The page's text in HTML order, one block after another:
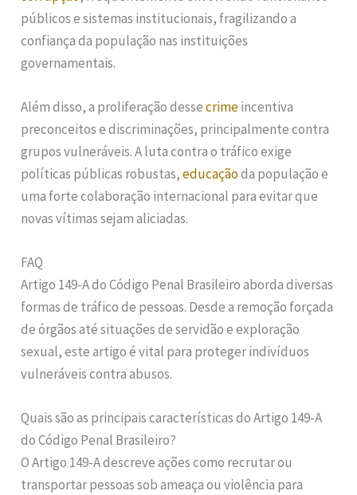
públicos e sistemas institucionais, fragilizando a
confiança da população nas instituições
governamentais.
Além disso, a proliferação dessecrimeincentiva
preconceitos e discriminações, principalmente contra
grupos vulneráveis. A luta contra o tráfico exige
políticas públicas robustas,educaçãoda população e
uma forte colaboração internacional para evitar que
novas vítimas sejam aliciadas.
FAQ
Artigo 149-A do Código Penal Brasileiro aborda diversas
formas de tráfico de pessoas. Desde a remoção forçada
de órgãos até situações de servidão e exploração
sexual, este artigo é vital para proteger indivíduos
vulneráveis contra abusos.
Quais são as principais características do Artigo 149-A
do Código Penal Brasileiro?
O Artigo 149-A descreve ações como recrutar ou
transportar pessoas sob ameaça ou violência para